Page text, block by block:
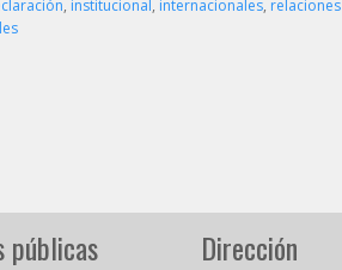
, institucional, internacionales, relaciones
públicas Dirección